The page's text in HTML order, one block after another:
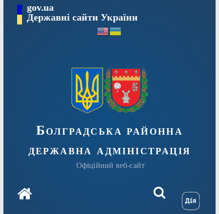
Перейтиgov.ua
Державні сайти України
Болградська районна
державна адміністрація
Офіційний веб-сайт